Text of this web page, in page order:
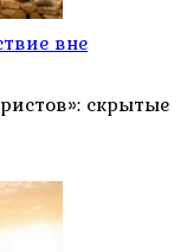
вне
скрытые